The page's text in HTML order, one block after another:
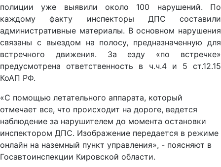
полиции уже выявили около 100 нарушений. По
каждому факту инспекторы ДПС составили
административные материалы. В основном нарушения
связаны с выездом на полосу, предназначенную для
встречного движения. За езду «по встречке»
предусмотрена ответственность в ч.ч.4 и 5 ст.12.15
КоАП РФ.
«С помощью летательного аппарата, который
отмечает все, что происходит на дороге, ведется
наблюдение за нарушителем до момента остановки
инспектором ДПС. Изображение передается в режиме
онлайн на наземный пункт управления», - поясняют в
Госавтоинспекции Кировской области.